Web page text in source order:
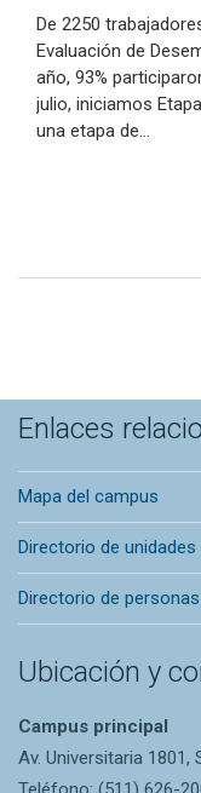
De 2250
Evaluación de
año, 93%
julio, iniciamos
una etapa de…
Enlaces
Mapa del campus
Directorio de unidades
Directorio de personas
Ubicación y
Campus principal
Av. Universitaria 1801,